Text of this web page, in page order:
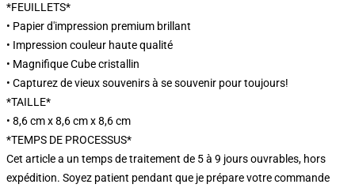
*FEUILLETS*
• Papier d'impression premium brillant
• Impression couleur haute qualité
• Magnifique Cube cristallin
• Capturez de vieux souvenirs à se souvenir pour toujours!
*TAILLE*
• 8,6 cm x 8,6 cm x 8,6 cm
*TEMPS DE PROCESSUS*
Cet article a un temps de traitement de 5 à 9 jours ouvrables, hors
expédition. Soyez patient pendant que je prépare votre commande